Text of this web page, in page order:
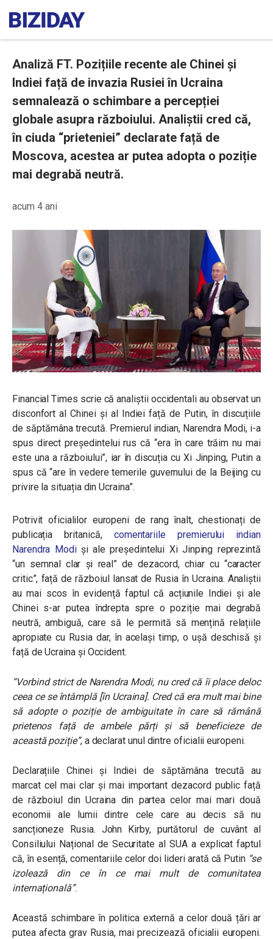
Analiză FT. Pozițiile recente ale Chinei și
Indiei față de invazia Rusiei în Ucraina
semnalează o schimbare a percepției
globale asupra războiului. Analiștii cred că,
în ciuda “prieteniei” declarate față de
Moscova, acestea ar putea adopta o poziție
mai degrabă neutră.
acum 4 ani
Financial Times scrie că analiștii occidentali au observat un
disconfort al Chinei și al Indiei față de Putin, în discuțiile
de săptămâna trecută. Premierul indian, Narendra Modi, i-a
spus direct președintelui rus că “era în care trăim nu mai
este una a războiului”, iar în discuția cu Xi Jinping, Putin a
spus că “are în vedere temerile guvernului de la Beijing cu
privire la situația din Ucraina”.
Potrivit oficialilor europeni de rang înalt, chestionați de
publicația britanică, comentariile premierului indian
Narendra Modiși ale președintelui Xi Jinping reprezintă
“un semnal clar și real” de dezacord, chiar cu “caracter
critic”, față de războiul lansat de Rusia în Ucraina. Analiștii
au mai scos în evidență faptul că acțiunile Indiei și ale
Chinei s-ar putea îndrepta spre o poziție mai degrabă
neutră, ambiguă, care să le permită să mențină relațiile
apropiate cu Rusia dar, în același timp, o ușă deschisă și
față de Ucraina și Occident.
“Vorbind strict de Narendra Modi, nu cred că îi place deloc
ceea ce se întâmplă [în Ucraina]. Cred că era mult mai bine
să adopte o poziție de ambiguitate în care să rămână
prietenos față de ambele părți și să beneficieze de
această poziție”, a declarat unul dintre oficialii europeni.
Declarațiile Chinei și Indiei de săptămâna trecută au
marcat cel mai clar și mai important dezacord public față
de războiul din Ucraina din partea celor mai mari două
economii ale lumii dintre cele care au decis să nu
sancționeze Rusia. John Kirby, purtătorul de cuvânt al
Consiliului Național de Securitate al SUA a explicat faptul
că, în esență, comentariile celor doi lideri arată că Putin “se
izolează din ce în ce mai mult de comunitatea
internațională”.
Această schimbare în politica externă a celor două țări ar
putea afecta grav Rusia, mai precizează oficialii europeni.